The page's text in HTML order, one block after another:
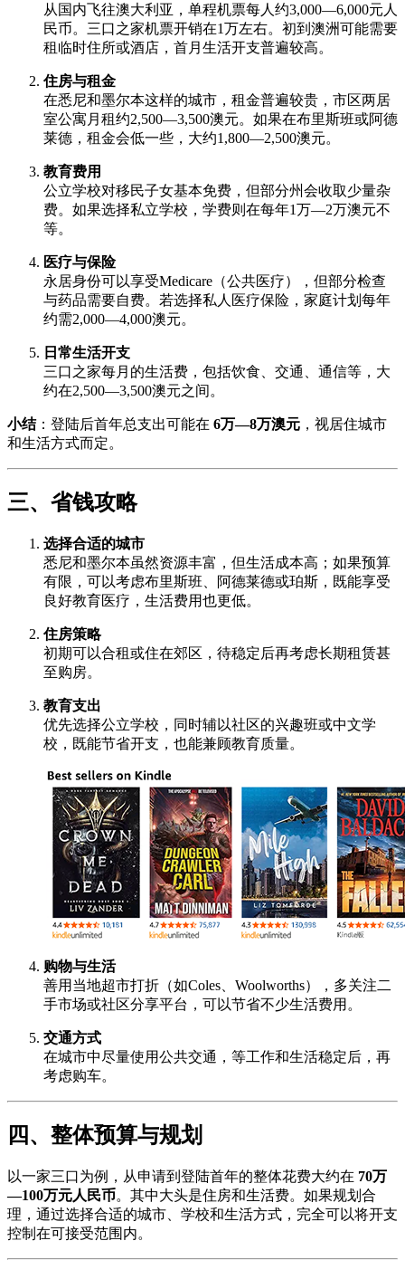
从国内飞往澳大利亚，单程机票每人约3,000—6,000元人
民币。三口之家机票开销在1万左右。初到澳洲可能需要
租临时住所或酒店，首月生活开支普遍较高。
住房与租金
在悉尼和墨尔本这样的城市，租金普遍较贵，市区两居
室公寓月租约2,500—3,500澳元。如果在布里斯班或阿德
莱德，租金会低一些，大约1,800—2,500澳元。
教育费用
公立学校对移民子女基本免费，但部分州会收取少量杂
费。如果选择私立学校，学费则在每年1万—2万澳元不
等。
医疗与保险
永居身份可以享受Medicare（公共医疗），但部分检查
与药品需要自费。若选择私人医疗保险，家庭计划每年
约需2,000—4,000澳元。
日常生活开支
三口之家每月的生活费，包括饮食、交通、通信等，大
约在2,500—3,500澳元之间。
小结：登陆后首年总支出可能在 6万—8万澳元 ，视居住城市
和生活方式而定。
三、省钱攻略
选择合适的城市
悉尼和墨尔本虽然资源丰富，但生活成本高；如果预算
有限，可以考虑布里斯班、阿德莱德或珀斯，既能享受
良好教育医疗，生活费用也更低。
住房策略
初期可以合租或住在郊区，待稳定后再考虑长期租赁甚
至购房。
教育支出
优先选择公立学校，同时辅以社区的兴趣班或中文学
校，既能节省开支，也能兼顾教育质量。
购物与生活
善用当地超市打折（如Coles、Woolworths），多关注二
手市场或社区分享平台，可以节省不少生活费用。
交通方式
在城市中尽量使用公共交通，等工作和生活稳定后，再
考虑购车。
四、整体预算与规划
以一家三口为例，从申请到登陆首年的整体花费大约在 70万
—100万元人民币。其中大头是住房和生活费。如果规划合
理，通过选择合适的城市、学校和生活方式，完全可以将开支
控制在可接受范围内。